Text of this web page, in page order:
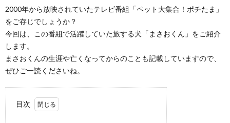
2000年から放映されていたテレビ番組「ペット大集合！ポチたま」
をご存じでしょうか？
今回は、この番組で活躍していた旅する犬「まさおくん」をご紹介
します。
まさおくんの生涯や亡くなってからのことも記載していますので、
ぜひご一読くださいね。
目次